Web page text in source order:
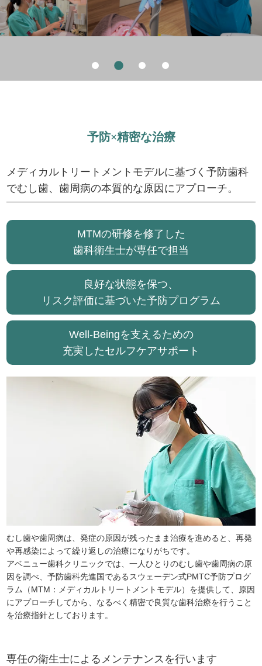
予防×精密な治療
メディカルトリートメントモデルに基づく予防歯科
でむし歯、歯周病の本質的な原因にアプローチ。
MTMの研修を修了した
歯科衛生士が専任で担当
良好な状態を保つ、
リスク評価に基づいた予防プログラム
Well-Beingを支えるための
充実したセルフケアサポート
むし歯や歯周病は、発症の原因が残ったまま治療を進めると、再発
や再感染によって繰り返しの治療になりがちです。
アベニュー歯科クリニックでは、一人ひとりのむし歯や歯周病の原
因を調べ、予防歯科先進国であるスウェーデン式PMTC予防プログ
ラム（MTM：メディカルトリートメントモデル）を提供して、原因
にアプローチしてから、なるべく精密で良質な歯科治療を行うこと
を治療指針としております。
専任の衛生士によるメンテナンスを行います